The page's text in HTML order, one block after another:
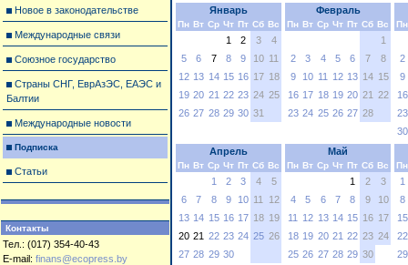
Новое в законодательстве
Международные связи
Союзное государство
Страны СНГ, ЕврАзЭС, ЕАЭС и
Балтии
Международные новости
Подписка
Статьи
Контакты
Тел.: (017) 354-40-43
E-mail: finans@ecopress.by
Январь
Пн Вт Ср Чт Пт Сб Вс
1 2 3
4
5
6 7 8 9 10 11
12 13 14 15 16 17 18
19 20 21 22 23 24 25
26 27 28 29 30 31
Февраль
Пн Вт Ср Чт Пт Сб Вс
1
2
3 4 5 6 7
8
9
10 11 12 13 14 15
16 17 18 19 20 21 22
23 24 25 26 27 28
Пн
2
9
16
23
30
Апрель
Пн Вт Ср Чт Пт Сб Вс
1 2 3 4
5
6
7 8 9 10 11
12
13 14 15 16 17 18 19
20 21 22 23 24 25 26
27 28 29 30
Май
Пн Вт Ср Чт Пт Сб Вс
1 2
3
4
5 6 7 8 9
10
11
12 13 14 15 16 17
18 19 20 21 22 23 24
25 26 27 28 29 30
Пн
1
8
15
22
29